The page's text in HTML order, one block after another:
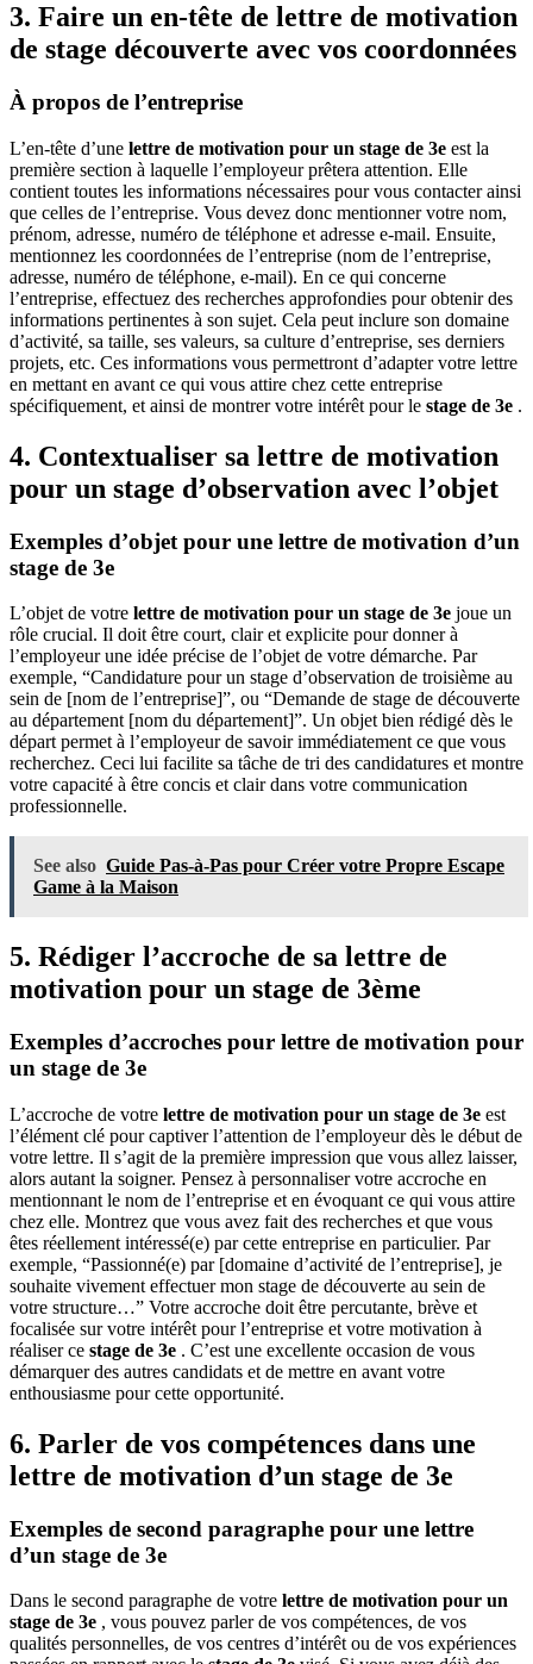
3. Faire un en-tête de lettre de motivation
de stage découverte avec vos coordonnées
À propos de l’entreprise
L’en-tête d’une lettre de motivation pour un stage de 3e est la
première section à laquelle l’employeur prêtera attention. Elle
contient toutes les informations nécessaires pour vous contacter ainsi
que celles de l’entreprise. Vous devez donc mentionner votre nom,
prénom, adresse, numéro de téléphone et adresse e-mail. Ensuite,
mentionnez les coordonnées de l’entreprise (nom de l’entreprise,
adresse, numéro de téléphone, e-mail). En ce qui concerne
l’entreprise, effectuez des recherches approfondies pour obtenir des
informations pertinentes à son sujet. Cela peut inclure son domaine
d’activité, sa taille, ses valeurs, sa culture d’entreprise, ses derniers
projets, etc. Ces informations vous permettront d’adapter votre lettre
en mettant en avant ce qui vous attire chez cette entreprise
spécifiquement, et ainsi de montrer votre intérêt pour le stage de 3e .
4. Contextualiser sa lettre de motivation
pour un stage d’observation avec l’objet
Exemples d’objet pour une lettre de motivation d’un
stage de 3e
L’objet de votre lettre de motivation pour un stage de 3e joue un
rôle crucial. Il doit être court, clair et explicite pour donner à
l’employeur une idée précise de l’objet de votre démarche. Par
exemple, “Candidature pour un stage d’observation de troisième au
sein de [nom de l’entreprise]”, ou “Demande de stage de découverte
au département [nom du département]”. Un objet bien rédigé dès le
départ permet à l’employeur de savoir immédiatement ce que vous
recherchez. Ceci lui facilite sa tâche de tri des candidatures et montre
votre capacité à être concis et clair dans votre communication
professionnelle.
See also Guide Pas-à-Pas pour Créer votre Propre Escape
Game à la Maison
5. Rédiger l’accroche de sa lettre de
motivation pour un stage de 3ème
Exemples d’accroches pour lettre de motivation pour
un stage de 3e
L’accroche de votre lettre de motivation pour un stage de 3e est
l’élément clé pour captiver l’attention de l’employeur dès le début de
votre lettre. Il s’agit de la première impression que vous allez laisser,
alors autant la soigner. Pensez à personnaliser votre accroche en
mentionnant le nom de l’entreprise et en évoquant ce qui vous attire
chez elle. Montrez que vous avez fait des recherches et que vous
êtes réellement intéressé(e) par cette entreprise en particulier. Par
exemple, “Passionné(e) par [domaine d’activité de l’entreprise], je
souhaite vivement effectuer mon stage de découverte au sein de
votre structure…” Votre accroche doit être percutante, brève et
focalisée sur votre intérêt pour l’entreprise et votre motivation à
réaliser ce stage de 3e . C’est une excellente occasion de vous
démarquer des autres candidats et de mettre en avant votre
enthousiasme pour cette opportunité.
6. Parler de vos compétences dans une
lettre de motivation d’un stage de 3e
Exemples de second paragraphe pour une lettre
d’un stage de 3e
Dans le second paragraphe de votre lettre de motivation pour un
stage de 3e , vous pouvez parler de vos compétences, de vos
qualités personnelles, de vos centres d’intérêt ou de vos expériences